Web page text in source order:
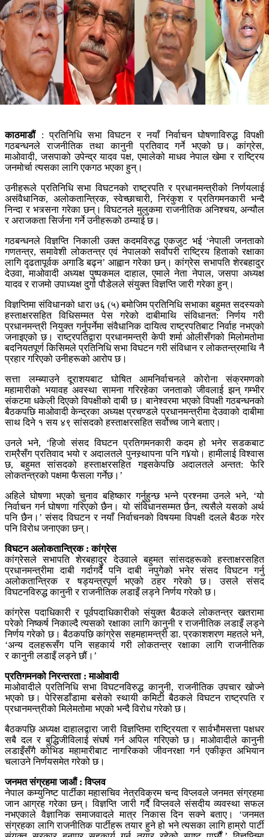
काठमाडौं: प्रतिनिधि सभा विघटन र नयाँ निर्वाचन घोषणाविरुद्ध विपक्षी
गठबन्धनले राजनीतिक तथा कानुनी प्रतिवाद गर्ने भएको छ। कांग्रेस,
माओवादी, जसपाको उपेन्द्र यादव पक्ष, एमालेको माधव नेपाल खेमा र राष्ट्रिय
जनमोर्चा त्यसका लागि एकगठ भएका हुन्।
उनीहरूले प्रतिनिधि सभा विघटनको राष्ट्रपति र प्रधानमन्त्रीको निर्णयलाई
असंवैधानिक, अलोकतान्त्रिक, स्वेच्छाचारी, निरंकुश र प्रतिगमनकारी भन्दै
निन्दा र भत्र्सना गरेका छन्। विघटनले मुलुकमा राजनीतिक अनिश्चय, अन्यौल
र अराजकता सिर्जना गर्ने उनीहरूको ठम्याई छ।
गठबन्धनले विज्ञप्ति निकाली उक्त कदमविरुद्ध एकजुट भई ‘नेपाली जनताको
गणतन्त्र, समावेशी लोकतन्त्र एवं नेपालको सर्वोपरी राष्ट्रिय हिताको रक्षाका
लागि दृढतापूर्वक अगाडि बढ्न’ आह्वान गरेका छन्। कांग्रेस सभापति शेरबहादुर
देउवा, माओवादी अध्यक्ष पुष्पकमल दाहाल, एमाले नेता नेपाल, जसपा अध्यक्ष
यादव र राजमो उपाध्यक्ष दुर्गा पौडेलले संयुक्त विज्ञप्ति जारी गरेका हुन्।
विज्ञप्तिमा संविधानको धारा ७६ (५) बमोजिम प्रतिनिधि सभाका बहुमत सदस्यको
हस्ताक्षरसहित विधिसम्मत पेस गरेको दाबीमाथि संविधानत: निर्णय गरी
प्रधानमन्त्री नियुक्त गर्नुपर्नेमा संवैधानिक दायित्व राष्ट्रपतिबाट निर्वाह नभएको
जनाइएको छ। राष्ट्रपतिद्वारा प्रधानमन्त्री केपी शर्मा ओलीसँगको मिलोमतोमा
बदनियतपूर्ण किसिमले प्रतिनिधि सभा विघटन गरी संविधान र लोकतन्त्रमाथि नै
प्रहार गरिएको उनीहरूको आरोप छ।
सत्ता लम्ब्याउने दूराशयबाट घोषित आमनिर्वाचनले कोरोना संक्रमणको
महामारीको भयावह अवस्था सामना गरिरहेका जनताको जीवलाई झन् गम्भीर
संकटमा धकेली दिएको विपक्षीको दाबी छ। बानेश्वरमा भएको विपक्षी गठबन्धनको
बैठकपछि माओवादी केन्द्रका अध्यक्ष प्रचण्डले प्रधानमन्त्रीमा देउवाको दाबीमा
साथ दिने १ सय ४९ सांसदको हस्ताक्षरसहित सर्वोच्च जाने बताए।
उनले भने, ‘हिजो संसद विघटन प्रतिगमनकारी कदम हो भनेर सडकबाट
राम्रैसँग प्रतिवाद भयो र अदालतले पुनस्र्थापना पनि ग¥यो। हामीलाई विश्वास
छ, बहुमत सांसदको हस्ताक्षरसहित गइसकेपछि अदालतले अन्तत: फेरि
लोकतन्त्रको पक्षमा फैसला गर्नेछ।’
अहिले घोषणा भएको चुनाव बहिष्कार गर्नुहुन्छ भन्ने प्रश्नमा उनले भने, ‘यो
निर्वाचन गर्न घोषणा गरिएको छैन। यो संविधानसम्मत छैन, त्यसैले यसको अर्थ
पनि छैन।’ संसद विघटन र नयाँ निर्वाचनको विषयमा विपक्षी दलले बैठक गरेर
पनि विरोध जनाएका छन्।
विघटन अलोकतान्त्रिक : कांग्रेस
कांग्रेसले सभापति शेरबहादुर देउवाले बहुमत सांसदहरूको हस्ताक्षरसहित
प्रधानमन्त्रीमा दाबी गर्दागर्दै पनि दाबी नपुगेको भनेर संसद विघटन गर्नु
अलोकतान्त्रिक र षड्यन्त्रपूर्ण भएको ठहर गरेको छ। उसले संसद
विघटनविरुद्ध कानुनी र राजनीतिक लडाइँ लड्ने निर्णय गरेको छ।
कांग्रेस पदाधिकारी र पूर्वपदाधिकारीको संयुक्त बैठकले लोकतन्त्र खतरामा
परेको निष्कर्ष निकाल्दै त्यसको रक्षाका लागि कानुनी र राजनीतिक लडाइँ लड्ने
निर्णय गरेको छ। बैठकपछि कांग्रेस सहमहामन्त्री डा. प्रकाशशरण महतले भने,
‘अन्य दलहरूसँग पनि सहकार्य गरी लोकतन्त्र रक्षाका लागि राजनीतिक
र कानुनी लडाइँ लड्ने छौं।’
प्रतिगमनको निरन्तरता : माओवादी
माओवादीले प्रतिनिधि सभा विघटनविरुद्ध कानुनी, राजनीतिक उपचार खोज्ने
भएको छ। पेरिसडाँडामा बसेको स्थायी कमिटी बैठकले विघटन राष्ट्रपति र
प्रधानमन्त्रीको मिलेमतोमा भएको भन्दै विरोध गरेको छ।
बैठकपछि अध्यक्ष दाहालद्वारा जारी विज्ञप्तिमा राष्ट्रियता र सार्वभौमसत्ता पक्षधर
सबै दल र बुद्धिजीविलाई संघर्ष गर्न अपिल गरिएको छ। माओवादीले कानुनी
लडाइँसँगै कोभिड महामारीबाट नागरिकको जीवनरक्षा गर्न एकीकृत अभियान
चलाउने निर्णयसमेत गरेको छ।
जनमत संग्रहमा जाऔं : विप्लव
नेपाल कम्युनिष्ट पार्टीका महासचिव नेत्रविक्रम चन्द विप्लवले जनमत संग्रहमा
जान आग्रह गरेका छन्। विज्ञप्ति जारी गर्दै विप्लवले संसदीय व्यवस्था सफल
नभएकाले वैज्ञानिक समाजवादले मात्र निकास दिन सक्ने बताए। ‘जनमत
संग्रहका लागि राजनीतिक पार्टीहरू तयार हुने हो भने त्यसका लागि हाम्रो पार्टी